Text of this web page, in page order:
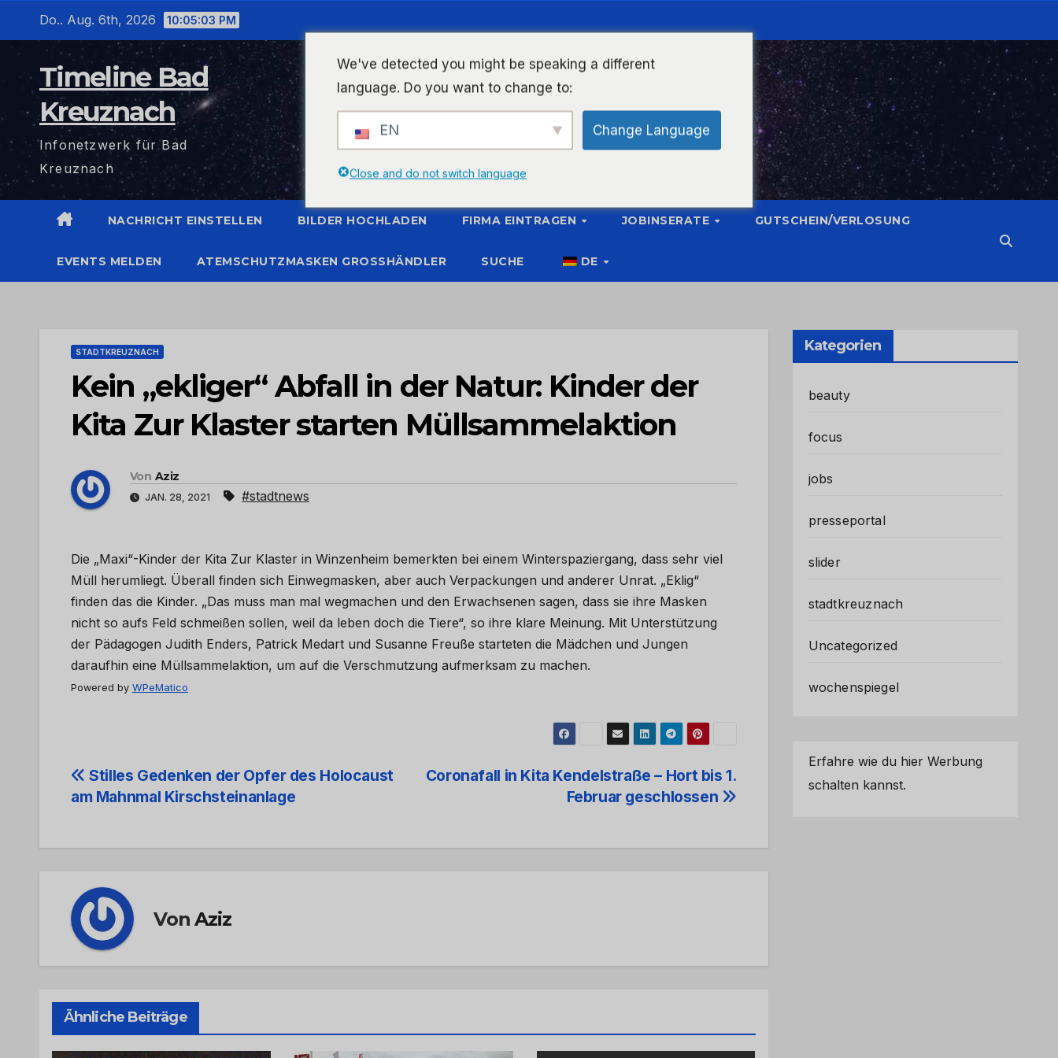
Do.. Aug. 6th, 2026 10:05:04 PM
Timeline Bad
Kreuznach
Infonetzwerk für Bad
Kreuznach
NACHRICHT EINSTELLEN BILDER HOCHLADEN FIRMA EINTRAGEN JOBINSERATE GUTSCHEIN/VERLOSUNG
EVENTS MELDEN ATEMSCHUTZMASKEN GROSSHÄNDLER SUCHE DE
STADTKREUZNACH
Kein „ekliger“ Abfall in der Natur: Kinder der
Kita Zur Klaster starten Müllsammelaktion
Von Aziz
JAN. 28, 2021 #stadtnews
Die „Maxi“-Kinder der Kita Zur Klaster in Winzenheim bemerkten bei einem Winterspaziergang, dass sehr viel
Müll herumliegt. Überall finden sich Einwegmasken, aber auch Verpackungen und anderer Unrat. „Eklig“
finden das die Kinder. „Das muss man mal wegmachen und den Erwachsenen sagen, dass sie ihre Masken
nicht so aufs Feld schmeißen sollen, weil da leben doch die Tiere“, so ihre klare Meinung. Mit Unterstützung
der Pädagogen Judith Enders, Patrick Medart und Susanne Freuße starteten die Mädchen und Jungen
daraufhin eine Müllsammelaktion, um auf die Verschmutzung aufmerksam zu machen.
Powered by WPeMatico
Beitrags-
Coronafall in Kita Kendelstraße – Hort bis 1.
Februar geschlossen
Stilles Gedenken der Opfer des Holocaust
am Mahnmal Kirschsteinanlage
VonAziz
Ähnliche Beiträge
Kategorien
beauty
focus
jobs
presseportal
slider
stadtkreuznach
Uncategorized
wochenspiegel
Erfahre wie du hier Werbung
schalten kannst.
We've detected you might be speaking a different
language. Do you want to change to:
EN Change Language
Close and do not switch language